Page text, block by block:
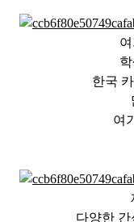
한국
여
다양한